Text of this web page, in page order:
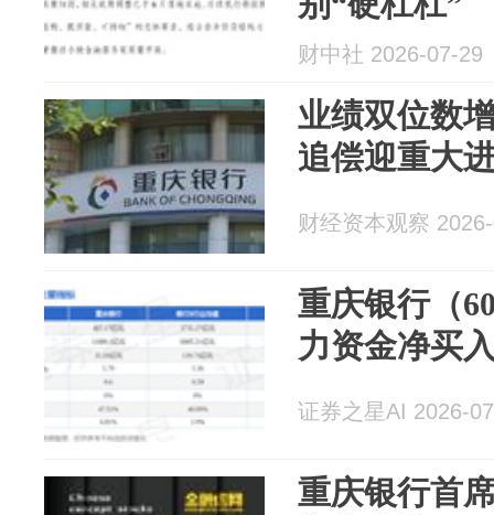
财中社 2026-07-29
业绩双位数
追偿迎重大
财经资本观察
重庆银行（
力资金净买
证券之星AI 2026-
重庆银行首